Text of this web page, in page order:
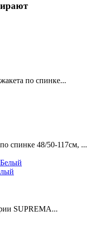
по спинке...
спинке 48/50-117см, ...
SUPREMA...